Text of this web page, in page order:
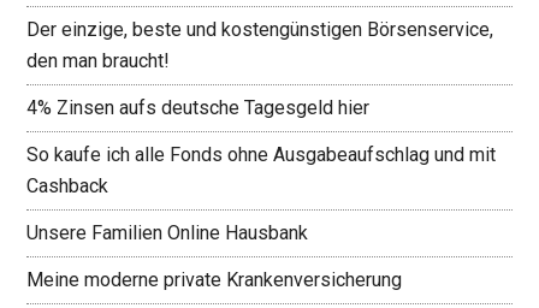
Der einzige, beste und kostengünstigen Börsenservice,
den man braucht!
4% Zinsen aufs deutsche Tagesgeld hier
So kaufe ich alle Fonds ohne Ausgabeaufschlag und mit
Cashback
Unsere Familien Online Hausbank
Meine moderne private Krankenversicherung